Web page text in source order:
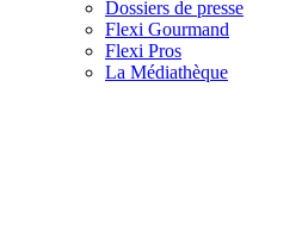
Dossiers de presse
Flexi Gourmand
Flexi Pros
La Médiathèque